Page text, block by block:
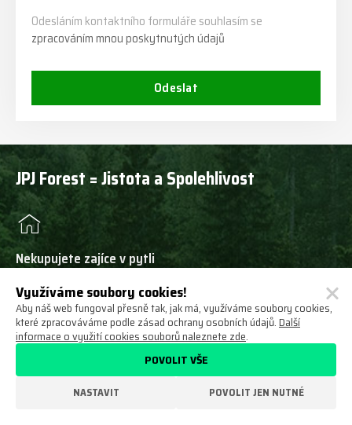
Odesláním kontaktního formuláře souhlasím se
zpracováním mnou poskytnutých údajů
Odeslat
JPJ Forest = Jistota a Spolehlivost
Nekupujete zajíce v pytli
V našem areálu máme rozsáhlou prodejnu a mnoho skladových
strojů, můžete si je prohlédnout a vyzkoušet!
Profesionální servis
Využíváme soubory cookies!
Aby náš web fungoval přesně tak, jak má, využíváme soubory cookies,
které zpracováváme podle zásad ochrany osobních údajů.Další
informace o využití cookies souborů naleznete zde.
NASTAVIT POVOLIT JEN NUTNÉ
POVOLIT VŠE